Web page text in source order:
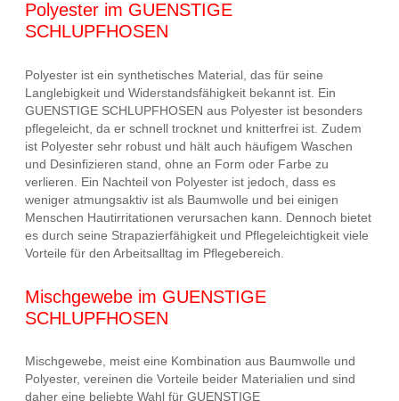
Polyester im GUENSTIGE
SCHLUPFHOSEN
Polyester ist ein synthetisches Material, das für seine
Langlebigkeit und Widerstandsfähigkeit bekannt ist. Ein
GUENSTIGE SCHLUPFHOSEN aus Polyester ist besonders
pflegeleicht, da er schnell trocknet und knitterfrei ist. Zudem
ist Polyester sehr robust und hält auch häufigem Waschen
und Desinfizieren stand, ohne an Form oder Farbe zu
verlieren. Ein Nachteil von Polyester ist jedoch, dass es
weniger atmungsaktiv ist als Baumwolle und bei einigen
Menschen Hautirritationen verursachen kann. Dennoch bietet
es durch seine Strapazierfähigkeit und Pflegeleichtigkeit viele
Vorteile für den Arbeitsalltag im Pflegebereich.
Mischgewebe im GUENSTIGE
SCHLUPFHOSEN
Mischgewebe, meist eine Kombination aus Baumwolle und
Polyester, vereinen die Vorteile beider Materialien und sind
daher eine beliebte Wahl für GUENSTIGE